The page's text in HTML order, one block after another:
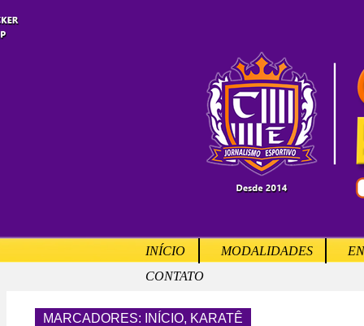
INÍCIO MODALIDADES
CONTATO
MARCADORES: INÍCIO, KARATÊ